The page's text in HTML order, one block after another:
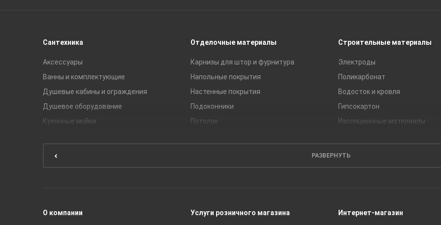
Сантехника
Аксессуары
Ванны и комплектующие
Душевые кабины и ограждения
Душевое оборудование
Кухонные мойки
Отделочные материалы
Карнизы для штор и фурнитура
Напольные покрытия
Настенные покрытия
Подоконники
Потолок
Строительные материалы
Электроды
Поликарбонат
Водосток и кровля
Гипсокартон
Изоляционные материалы
Сухие смеси
РАЗВЕРНУТЬ
О компании Услуги розничного магазина Интернет-магазин